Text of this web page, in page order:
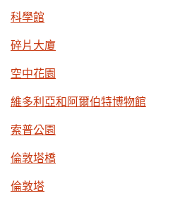
科學館
碎片大廈
空中花園
維多利亞和阿爾伯特博物館
索普公園
倫敦塔橋
倫敦塔